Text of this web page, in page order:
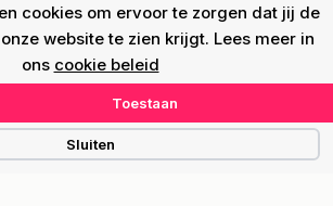
cookies om ervoor te zorgen dat jij de
website te zien krijgt. Lees meer in
ons cookie beleid
Toestaan
Sluiten